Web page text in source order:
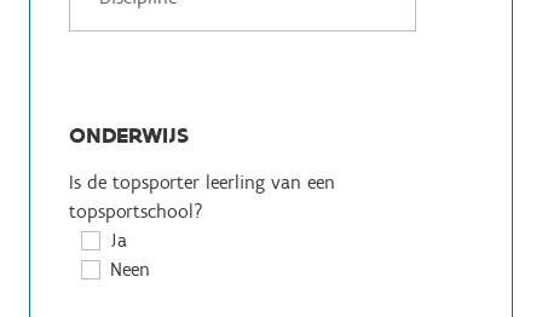
ONDERWIJS
Is de topsporter leerling van een
topsportschool?
Ja
Neen